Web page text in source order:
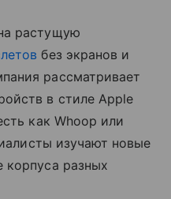
растущую
без экранов и
рассматривает
в стиле Apple
как Whoop или
изучают новые
корпуса разных